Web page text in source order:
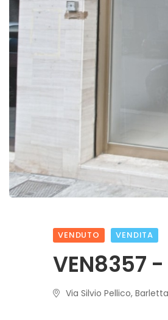
VENDUTO VENDITA
VEN8357
Via Silvio Pellico, Barletta